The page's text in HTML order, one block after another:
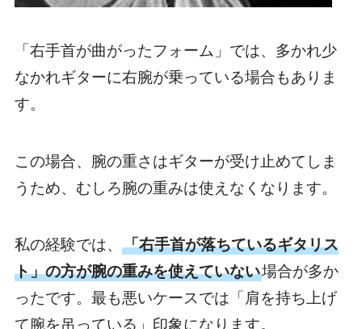
「右手首が曲がったフォーム」では、多かれ少
なかれギターに右腕が乗っている場合もありま
す。
この場合、 腕の重さはギターが受け止めてしま
うため、むしろ腕の重みは使えなくなります。
私の経験では、 「右手首が落ちているギタリス
ト」の方が腕の重みを使えていない場合が多か
ったです。最も悪いケースでは「肩を持ち上げ
て腕を吊っている」印象になります。